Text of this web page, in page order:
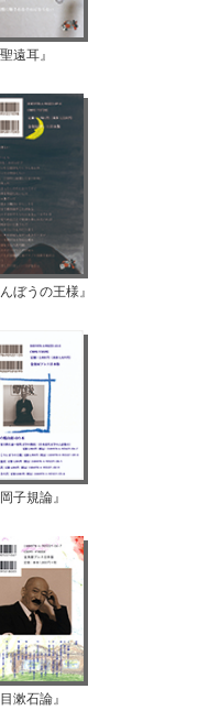
遠耳』
ぼうの王様』
子規論』
漱石論』